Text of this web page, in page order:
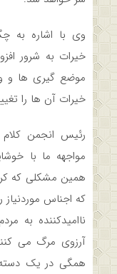
وی با اشاره به
خیرات به شرور
موضع گیری ها و
خیرات آن ها را
رئیس انجمن
مواجهه ما با
همین مشکلی که
که اجناس موردنیاز
ناامیدکننده به
آرزوی مرگ می
همگی در یک دسته